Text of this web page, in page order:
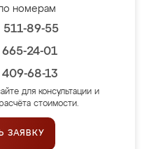
номерам
89-55
24-01
68-13
для консультации и
стоимости.
ЗАЯВКУ